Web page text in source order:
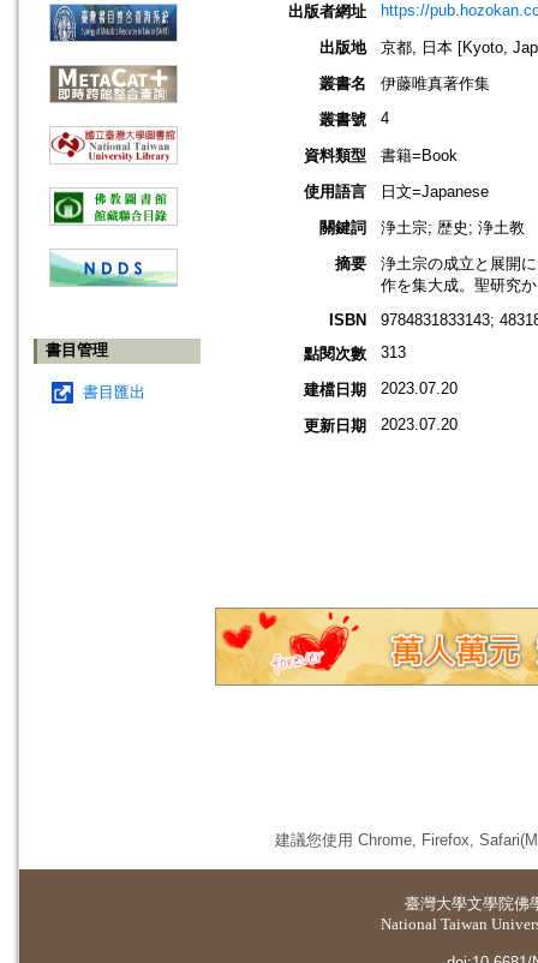
書目管理
書目匯出
出版者網址
https://
出版地
京都, 日本 [Kyoto,
叢書名
伊藤唯真著作集
叢書號
4
資料類型
書籍=Book
使用語言
日文=Japanese
關鍵詞
浄土宗; 歴史; 浄土教
摘要
浄土宗の成立と展開
作を集大成。聖研究
ISBN
9784831833143;
點閱次數
313
建檔日期 2023.07.20
更新日期 2023.07.20
建議您使用 Chrome, Firefox,
臺灣大學文學院佛
National Taiwan